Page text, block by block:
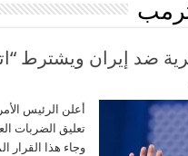
ترمب
ضد إيران ويشترط
أعلن الرئيس
تعليق الضربات
وجاء هذا القرار